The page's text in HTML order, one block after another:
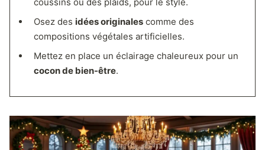
Osez des idées originalescomme des
compositions végétales artificielles.
Mettez en place un éclairage chaleureux pour un
cocon de bien-être.